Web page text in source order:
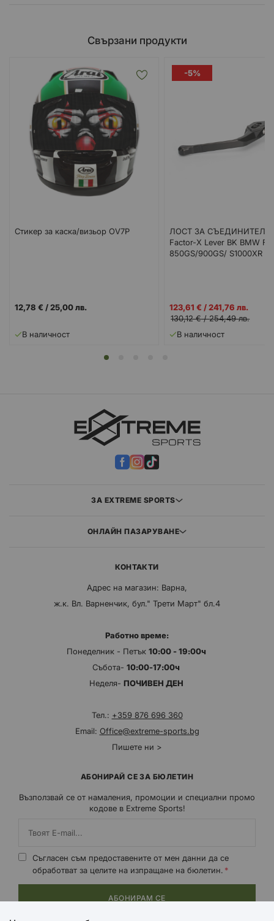
Свързани продукти
Стикер за каска/визьор OV7P
12,78 € /25,00 лв.
В наличност
-5%
ЛОСТ ЗА СЪЕДИНИТЕЛ
Factor-X Lever BK BMW F
850GS/900GS/ S1000XR
Промо
цена
123,61 € /241,76 лв.
130,12 €/254,49 лв.
В наличност
ЗА EXTREME SPORTS
ОНЛАЙН ПАЗАРУВАНЕ
КОНТАКТИ
Адрес на магазин: Варна,
ж.к. Вл. Варненчик, бул." Трети Март" бл.4
Работно време:
Понеделник - Петък 10:00 - 19:00ч
Събота- 10:00-17:00ч
Неделя- ПОЧИВЕН ДЕН
Тел.: +359 876 696 360
Email: Office@extreme-sports.bg
Пишете ни >
АБОНИРАЙ СЕ ЗА БЮЛЕТИН
Възползвай се от намаления, промоции и специални промо
кодове в Extreme Sports!
Съгласен съм предоставените от мен данни да се
обработват за целите на изпращане на бюлетин.
АБОНИРАМ СЕ